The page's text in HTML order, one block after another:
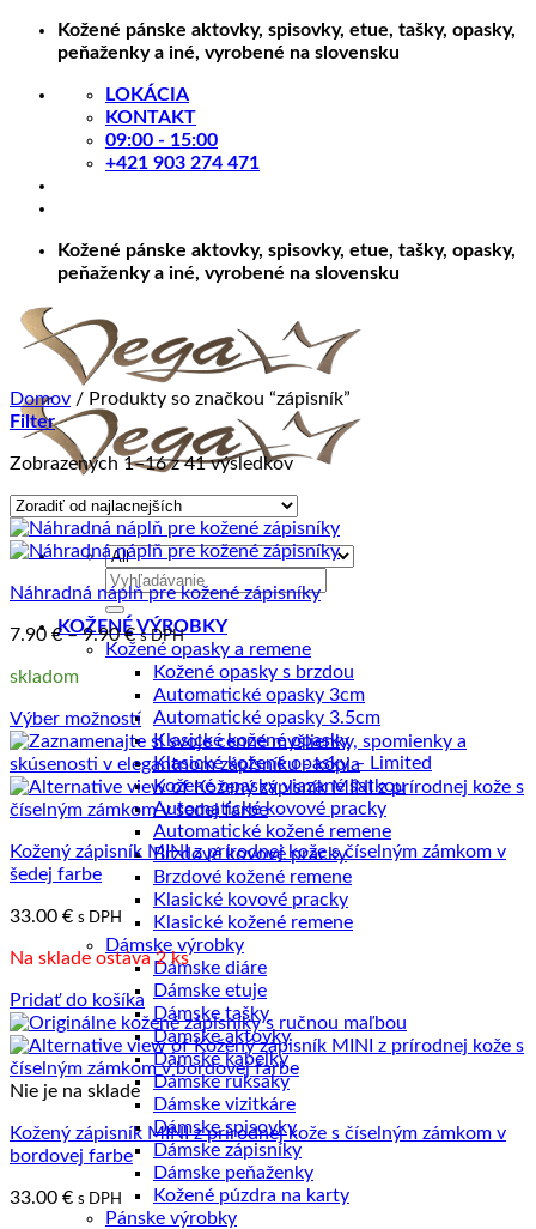
Skip
Kožené pánske aktovky, spisovky, etue, tašky, opasky,
peňaženky a iné, vyrobené na slovensku
LOKÁCIA
KONTAKT
09:00 - 15:00
+421 903 274 471
Kožené pánske aktovky, spisovky, etue, tašky, opasky,
peňaženky a iné, vyrobené na slovensku
Hľadať:
KOŽENÉ VÝROBKY
Kožené opasky a remene
Kožené opasky s brzdou
Automatické opasky 3cm
Automatické opasky 3.5cm
Klasické kožené opasky
Klasické kožené opasky – Limited
Kožené opasky viazané šatkou
Automatické kovové pracky
Automatické kožené remene
Brzdové kovové pracky
Brzdové kožené remene
Klasické kovové pracky
Klasické kožené remene
Dámske výrobky
Dámske diáre
Dámske etuje
Dámske tašky
Dámske aktovky
Dámske kabelky
Dámske ruksaky
Dámske vizitkáre
Dámske spisovky
Dámske zápisníky
Dámske peňaženky
Kožené púzdra na karty
Pánske výrobky
Domov / Produkty so značkou “zápisník”
Filter
Zobrazených 1–16 z 41 výsledkovZoradené
ceny:
od
najnižšej
najvyššiu
Náhradná náplň pre kožené zápisníky
7.90 € – 9.90€Price
range:
7.90 €
through
9.90 €
s DPH
skladom
Výber možností
Tento
produkt
má
viacero
Možnosti
si
vybrať
stránke
produktu.
Kožený zápisník MINI z prírodnej kože s číselným zámkom v
šedej farbe
33.00 € s DPH
Na sklade ostáva 2 ks
Pridať do košíka
Nie je na sklade
Kožený zápisník MINI z prírodnej kože s číselným zámkom v
bordovej farbe
33.00 € s DPH